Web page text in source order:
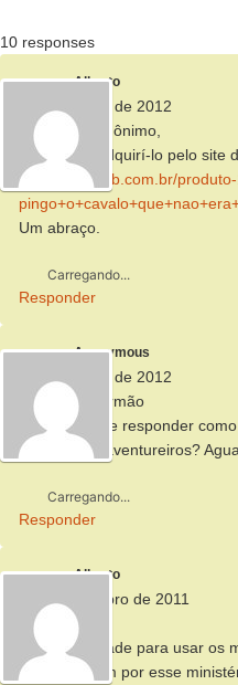
10 responses
Alberto
26 de janeiro de 2012
Boa tarde, Anônimo,
Você pode adquirí-lo pelo site
http://www.cpb.com.br/
Um abraço.
Carregando...
Responder
Anonymous
25 de janeiro de 2012
Olá querido irmão
Você sabe me responder
do clube de aventureiros?
Carregando...
Responder
Alberto
25 de setembro de 2011
Olá Jônatas,
Fique à vontade para usar os
e ore também por esse